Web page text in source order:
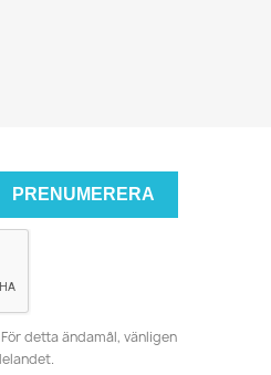
detta ändamål, vänligen